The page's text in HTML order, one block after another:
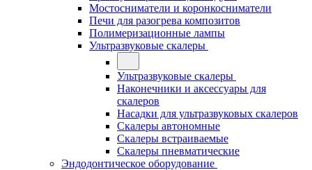
Мостосниматели и коронкосниматели
Печи для разогрева композитов
Полимеризационные лампы
Ультразвуковые скалеры
Ультразвуковые скалеры
Наконечники и аксессуары для
скалеров
Насадки для ультразвуковых скалеров
Скалеры автономные
Скалеры встраиваемые
Скалеры пневматические
Эндодонтическое оборудование